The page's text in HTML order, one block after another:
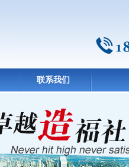
联系我们